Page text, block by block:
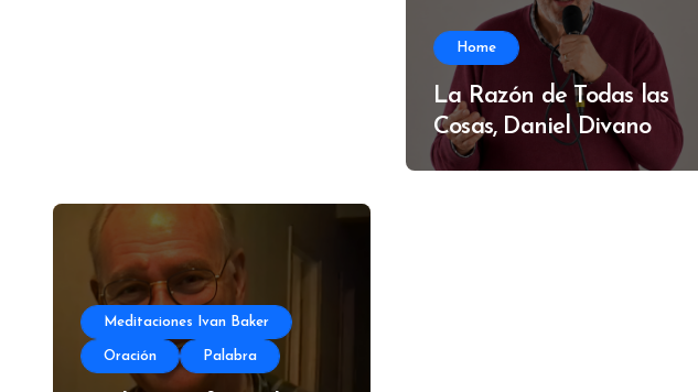
Home
La Razón de Todas las
Cosas, Daniel Divano
Meditaciones Ivan Baker
Oración Palabra